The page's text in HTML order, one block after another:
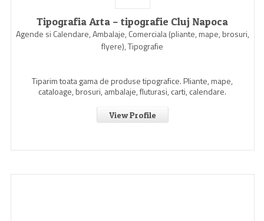
Tipografia Arta – tipografie Cluj Napoca
Agende si Calendare, Ambalaje, Comerciala (pliante, mape, brosuri,
flyere), Tipografie
Tiparim toata gama de produse tipografice. Pliante, mape,
cataloage, brosuri, ambalaje, fluturasi, carti, calendare.
View Profile